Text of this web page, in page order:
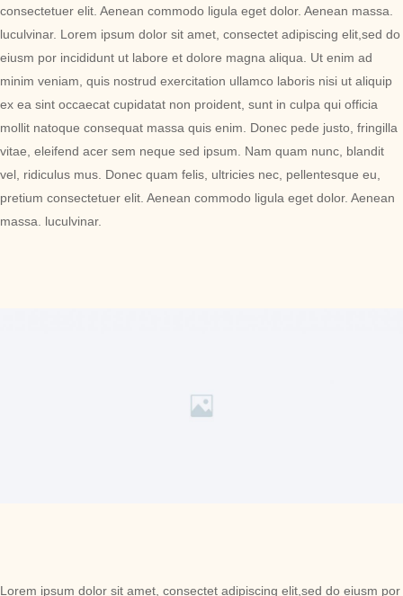
consectetuer elit. Aenean commodo ligula eget dolor. Aenean massa.
luculvinar. Lorem ipsum dolor sit amet, consectet adipiscing elit,sed do
eiusm por incididunt ut labore et dolore magna aliqua. Ut enim ad
minim veniam, quis nostrud exercitation ullamco laboris nisi ut aliquip
ex ea sint occaecat cupidatat non proident, sunt in culpa qui officia
mollit natoque consequat massa quis enim. Donec pede justo, fringilla
vitae, eleifend acer sem neque sed ipsum. Nam quam nunc, blandit
vel, ridiculus mus. Donec quam felis, ultricies nec, pellentesque eu,
pretium consectetuer elit. Aenean commodo ligula eget dolor. Aenean
massa. luculvinar.
Lorem ipsum dolor sit amet, consectet adipiscing elit,sed do eiusm por